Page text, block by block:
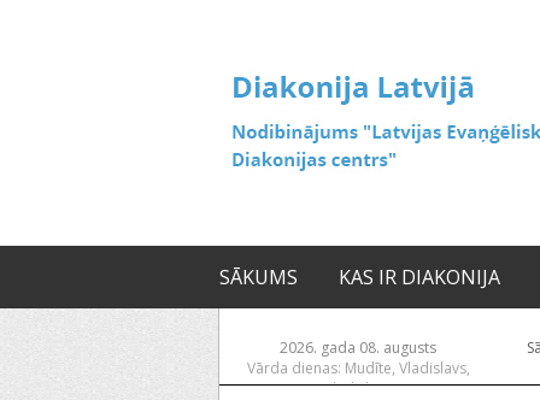
SĀKUMS KAS IR DIAKONIJA
2026. gada 08. augusts
Vārda dienas: Mudīte, Vladislavs,
Vladislava